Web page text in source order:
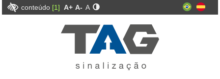
conteúdo [1] A+ A- A